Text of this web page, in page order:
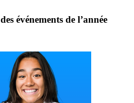
des événements de l’année